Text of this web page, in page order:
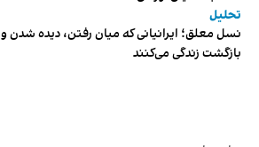
تحلیل
نسل معلق؛ ایرانیانی که میان رفتن، دیده شدن و
بازگشت زندگی می‌کنند